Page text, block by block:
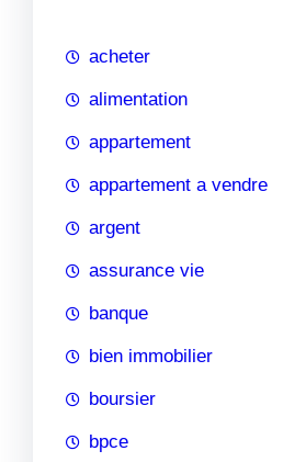
h
acheter
alimentation
appartement
appartement a vendre
argent
assurance vie
banque
bien immobilier
boursier
bpce